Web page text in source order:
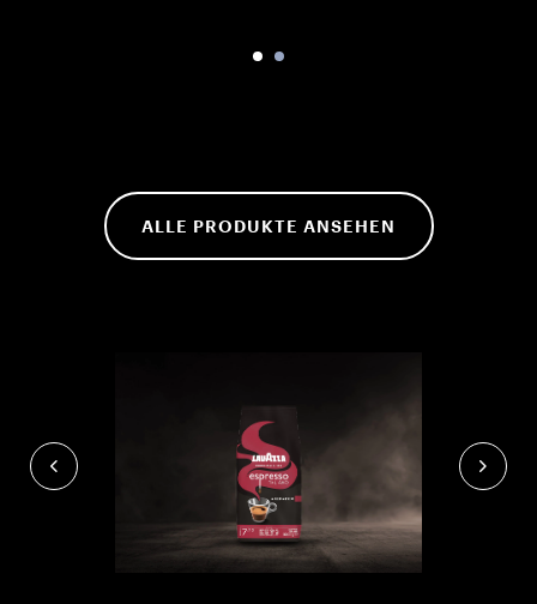
ALLE PRODUKTE ANSEHEN